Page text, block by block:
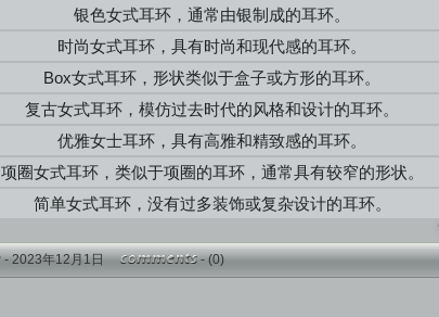
银色女式耳环，通常由银制成的耳环。
时尚女式耳环，具有时尚和现代感的耳环。
Box女式耳环，形状类似于盒子或方形的耳环。
复古女式耳环，模仿过去时代的风格和设计的耳环。
优雅女士耳环，具有高雅和精致感的耳环。
项圈女式耳环，类似于项圈的耳环，通常具有较窄的形状。
简单女式耳环，没有过多装饰或复杂设计的耳环。
- 2023年12月1日 -(0)